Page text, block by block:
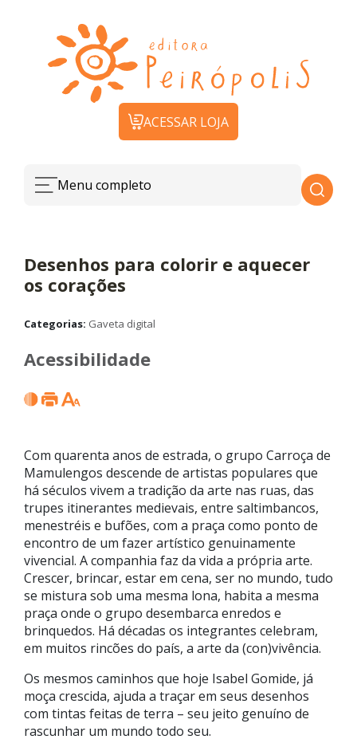
ACESSAR LOJA
Menu completo
Desenhos para colorir e aquecer
os corações
Categorias: Gaveta digital
Acessibilidade
Com quarenta anos de estrada, o grupo Carroça de
Mamulengos descende de artistas populares que
há séculos vivem a tradição da arte nas ruas, das
trupes itinerantes medievais, entre saltimbancos,
menestréis e bufões, com a praça como ponto de
encontro de um fazer artístico genuinamente
vivencial. A companhia faz da vida a própria arte.
Crescer, brincar, estar em cena, ser no mundo, tudo
se mistura sob uma mesma lona, habita a mesma
praça onde o grupo desembarca enredos e
brinquedos. Há décadas os integrantes celebram,
em muitos rincões do país, a arte da (con)vivência.
Os mesmos caminhos que hoje Isabel Gomide, já
moça crescida, ajuda a traçar em seus desenhos
com tintas feitas de terra – seu jeito genuíno de
rascunhar um mundo todo seu.